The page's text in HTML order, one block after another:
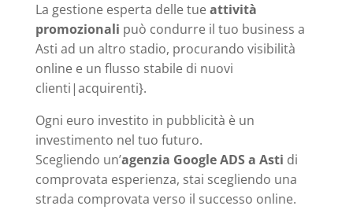
La gestione esperta delle tueattività
promozionali può condurre il tuo business a
Asti ad un altro stadio, procurando visibilità
online e un flusso stabile di nuovi
clienti|acquirenti}.
Ogni euro investito in pubblicità è un
investimento nel tuo futuro.
Scegliendo un’agenzia Google ADS a Asti di
comprovata esperienza, stai scegliendo una
strada comprovata verso il successo online.